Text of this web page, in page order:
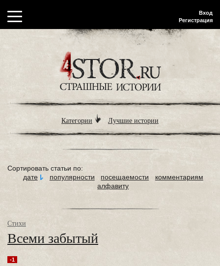
Вход
Регистрация
Категории Лучшие истории
Сортировать статьи по:
дате
популярности посещаемости
комментариям
алфавиту
Стихи
Всеми забытый
-1